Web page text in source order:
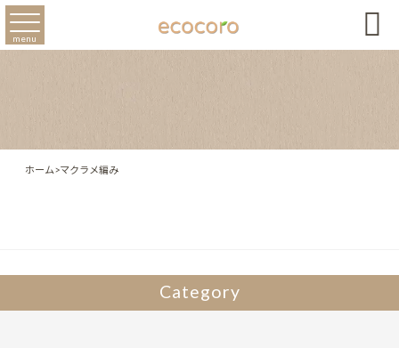
menu 
ホーム>マクラメ編み
Category